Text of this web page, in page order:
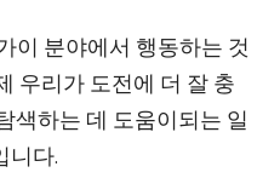
이 분야에서 행동하는 것
우리가 도전에 더 잘 충
색하는 데 도움이되는 일
니다.